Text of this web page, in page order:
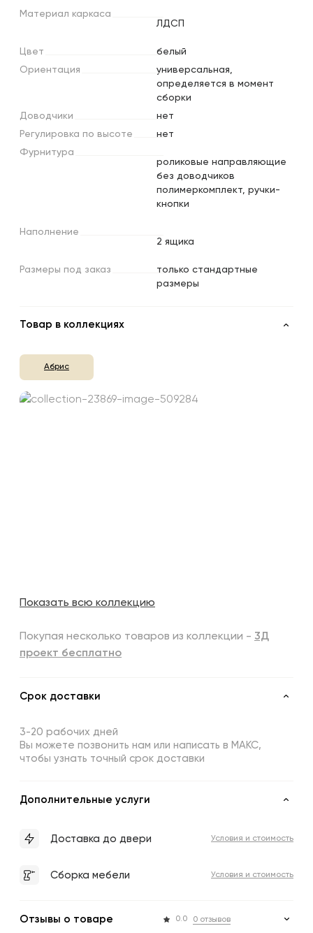
Материал каркаса
ЛДСП
Цвет
белый
Ориентация
универсальная,
определяется в момент
сборки
Доводчики
нет
Регулировка по высоте
нет
Фурнитура
роликовые направляющие
без доводчиков
полимеркомплект, ручки-
кнопки
Наполнение
2 ящика
Размеры под заказ
только стандартные
размеры
Товар в коллекциях
Абрис
Показать всю коллекцию
Покупая несколько товаров из коллекции - 3Д
проект бесплатно
Срок доставки
3-20 рабочих дней
Вы можете позвонить нам или написать в МАКС,
чтобы узнать точный срок доставки
Дополнительные услуги
Доставка до двери Условия и стоимость
Сборка мебели Условия и стоимость
Отзывы о товаре 0.0 0 отзывов